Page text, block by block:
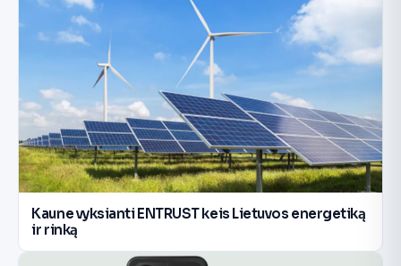
Kaune vyksianti ENTRUST keis Lietuvos energetiką
ir rinką